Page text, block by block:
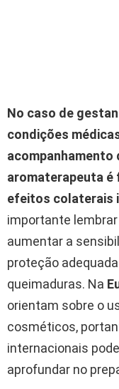
No caso de
condições
acompanhamento
aromaterapeuta é
efeitos colaterais
importante
aumentar a
proteção
queimaduras. Na
orientam sobre o
cosméticos,
internacionais
aprofundar no